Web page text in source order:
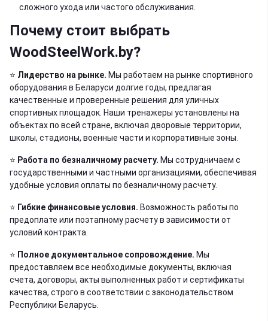
сложного ухода или частого обслуживания.
Почему стоит выбрать
WoodSteelWork.by?
⭐️ Лидерство на рынке. Мы работаем на рынке спортивного
оборудования в Беларуси долгие годы, предлагая
качественные и проверенные решения для уличных
спортивных площадок. Наши тренажеры установлены на
объектах по всей стране, включая дворовые территории,
школы, стадионы, военные части и корпоративные зоны.
⭐️ Работа по безналичному расчету. Мы сотрудничаем с
государственными и частными организациями, обеспечивая
удобные условия оплаты по безналичному расчету.
⭐️ Гибкие финансовые условия. Возможность работы по
предоплате или поэтапному расчету в зависимости от
условий контракта.
⭐️ Полное документальное сопровождение. Мы
предоставляем все необходимые документы, включая
счета, договоры, акты выполненных работ и сертификаты
качества, строго в соответствии с законодательством
Республики Беларусь.